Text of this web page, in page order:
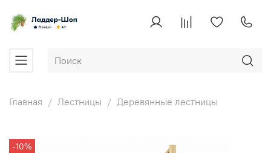
Главная Лестницы Деревянные лестницы
-10%